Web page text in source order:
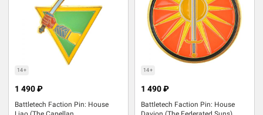
14+
Battletech Faction Pin: House
1 490 ₽
14+
Battletech Faction Pin: House
1 490 ₽